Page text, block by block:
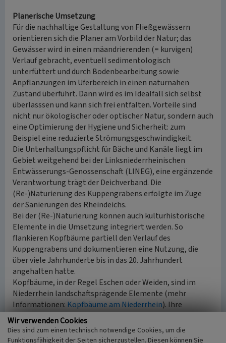
Planerische Umsetzung
Für die nachhaltige Gestaltung von Fließgewässern
orientieren sich die Planer am Vorbild der Natur; das
Gewässer wird in einen mäandrierenden (= kurvigen)
Verlauf gebracht, eventuell sedimentologisch
unterfüttert und durch Bodenbearbeitung sowie
Anpflanzungen im Uferbereich in einen naturnahen
Zustand überführt. Dann wird es im Idealfall sich selbst
überlasssen und kann sich frei entfalten. Vorteile sind
nicht nur ökologischer oder optischer Natur, sondern auch
eine Optimierung der Hygiene und Sicherheit: zum
Beispiel eine reduzierte Strömungsgeschwindigkeit.
Die Unterhaltungspflicht für Bäche und Kanäle liegt im
Gebiet weitgehend bei der Linksniederrheinischen
Entwässerungs-Genossenschaft (LINEG), eine ergänzende
Verantwortung trägt der Deichverband. Die
(Re-)Naturierung des Kuppengrabens erfolgte im Zuge
der Sanierungen des Rheindeichs.
Bei der (Re-)Naturierung können auch kulturhistorische
Elemente in die Umsetzung integriert werden. So
flankieren Kopfbäume partiell den Verlauf des
Kuppengrabens und dokumentieren eine Nutzung, die
über viele Jahrhunderte bis in das 20. Jahrhundert
angehalten hatte.
Kopfbäume, in der Regel Eschen oder Weiden, sind im
Niederrhein landschaftsprägende Elemente (mehr
Informationen: Kopfbäume am Niederrhein). Ihre
optischen Kennzeichen sind eine Wuchshöhe bis etwa 3
Meter und eine kopfartige Verdickung des obersten
Stammabschnitts. Diese Charakteristik entwickelt sich
Wir verwenden Cookies
Dies sind zum einen technisch notwendige Cookies, um die
Funktionsfähigkeit der Seiten sicherzustellen. Diesen können Sie